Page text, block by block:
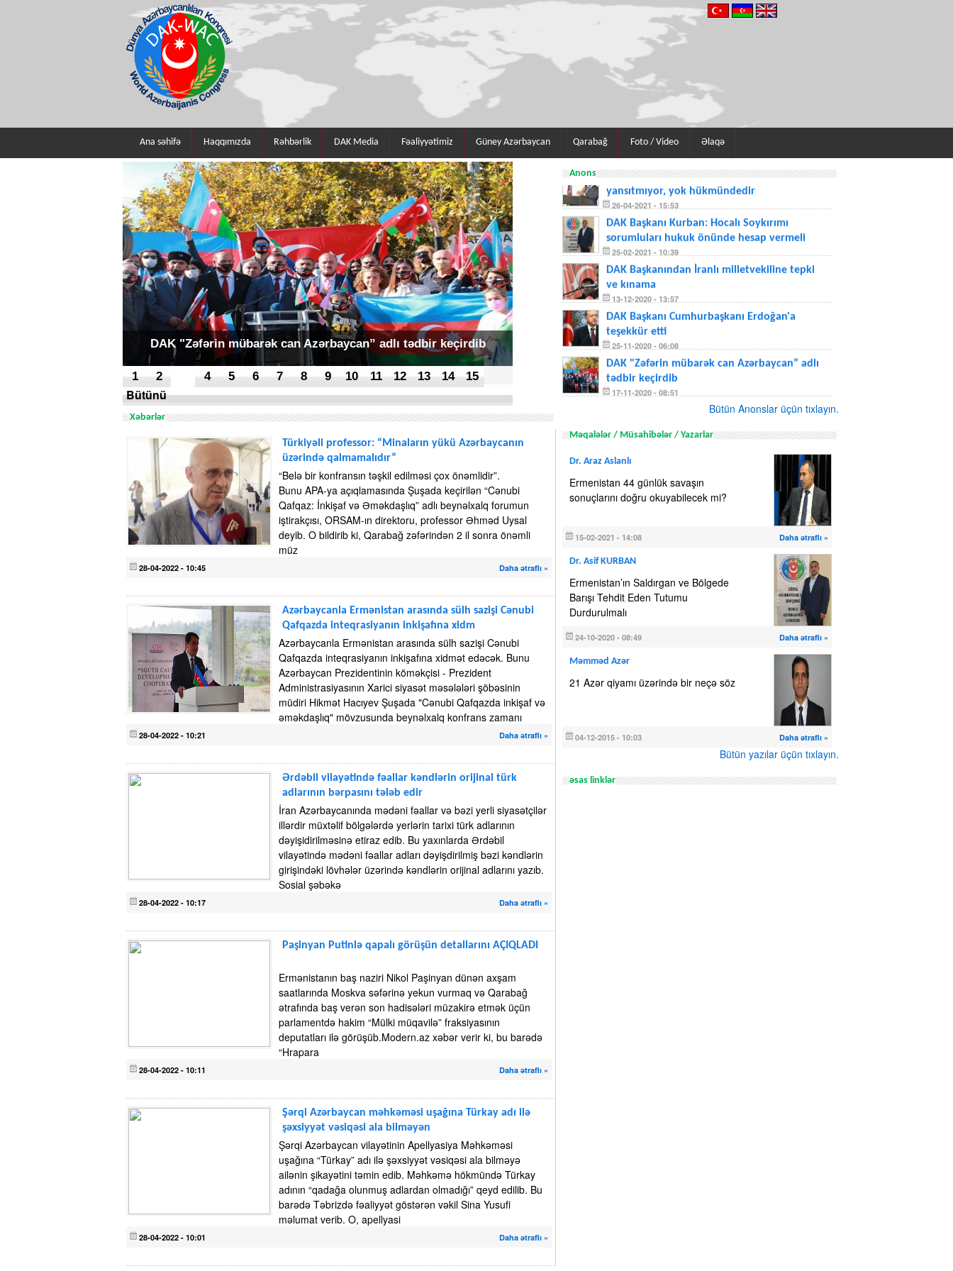
Ana səhifə Haqqımızda Rəhbərlik DAK Media Fəaliyyətimiz Güney Azərbaycan Qarabağ Foto / Video Əlaqə
DAK "Zəfərin mübarək can Azərbaycan” adlı tədbir keçirdib
1 2 4 5 6 7 8 9 10 11 12 13 14 15
Bütünü
Xəbərlər
Türkiyəli professor: “Minaların yükü Azərbaycanın
üzərində qalmamalıdır”
“Belə bir konfransın təşkil edilməsi çox önəmlidir”.
Bunu APA-ya açıqlamasında Şuşada keçirilən “Cənubi
Qafqaz: İnkişaf və Əməkdaşlıq” adlı beynəlxalq forumun
iştirakçısı, ORSAM-ın direktoru, professor Əhməd Uysal
deyib. O bildirib ki, Qarabağ zəfərindən 2 il sonra önəmli
müz
28-04-2022 - 10:45 Daha ətraflı »
Azərbaycanla Ermənistan arasında sülh sazişi Cənubi
Qafqazda inteqrasiyanın inkişafına xidm
Azərbaycanla Ermənistan arasında sülh sazişi Cənubi
Qafqazda inteqrasiyanın inkişafına xidmət edəcək. Bunu
Azərbaycan Prezidentinin köməkçisi - Prezident
Administrasiyasının Xarici siyasət məsələləri şöbəsinin
müdiri Hikmət Hacıyev Şuşada "Cənubi Qafqazda inkişaf və
əməkdaşlıq" mövzusunda beynəlxalq konfrans zamanı
28-04-2022 - 10:21 Daha ətraflı »
Ərdəbil vilayətində fəallar kəndlərin orijinal türk
adlarının bərpasını tələb edir
İran Azərbaycanında mədəni fəallar və bəzi yerli siyasətçilər
illərdir müxtəlif bölgələrdə yerlərin tarixi türk adlarının
dəyişidirilməsinə etiraz edib. Bu yaxınlarda Ərdəbil
vilayətində mədəni fəallar adları dəyişdirilmiş bəzi kəndlərin
girişindəki lövhələr üzərində kəndlərin orijinal adlarını yazıb.
Sosial şəbəkə
28-04-2022 - 10:17 Daha ətraflı »
Paşinyan Putinlə qapalı görüşün detallarını AÇIQLADI
Ermənistanın baş naziri Nikol Paşinyan dünən axşam
saatlarında Moskva səfərinə yekun vurmaq və Qarabağ
ətrafında baş verən son hadisələri müzakirə etmək üçün
parlamentdə hakim “Mülki müqavilə” fraksiyasının
deputatları ilə görüşüb.Modern.az xəbər verir ki, bu barədə
“Hrapara
28-04-2022 - 10:11 Daha ətraflı »
Şərqi Azərbaycan məhkəməsi uşağına Türkay adı ilə
şəxsiyyət vəsiqəsi ala bilməyən
Şərqi Azərbaycan vilayətinin Apellyasiya Məhkəməsi
uşağına “Türkay” adı ilə şəxsiyyət vəsiqəsi ala bilməyə
ailənin şikayətini təmin edib. Məhkəmə hökmündə Türkay
adının “qadağa olunmuş adlardan olmadığı” qeyd edilib. Bu
barədə Təbrizdə fəaliyyət göstərən vəkil Sina Yusufi
məlumat verib. O, apellyasi
28-04-2022 - 10:01 Daha ətraflı »
Anons
Biden’ın talihsiz açıklaması gerçeği
26-04-2021 - 15:53
sorumluları hukuk önünde hesap vermeli
25-02-2021 - 10:39
DAK Başkanından İranlı milletvekiline tepki
ve kınama
13-12-2020 - 13:57
teşekkür etti
25-11-2020 - 06:08
DAK "Zəfərin mübarək can Azərbaycan” adlı
tədbir keçirdib
17-11-2020 - 08:51
09-11-2020 - 08:41
Bütün Anonslar üçün tıxlayın.
Məqalələr / Müsahibələr / Yazarlar
Dr. Araz Aslanlı
Ermenistan 44 günlük savaşın
sonuçlarını doğru okuyabilecek mi?
15-02-2021 - 14:08 Daha ətraflı »
Dr. Asif KURBAN
Ermenistan’ın Saldırgan ve Bölgede
Barışı Tehdit Eden Tutumu
Durdurulmalı
24-10-2020 - 08:49 Daha ətraflı »
Məmməd Azər
21 Azər qiyamı üzərində bir neçə söz
04-12-2015 - 10:03 Daha ətraflı »
Bütün yazılar üçün tıxlayın.
əsas linklər